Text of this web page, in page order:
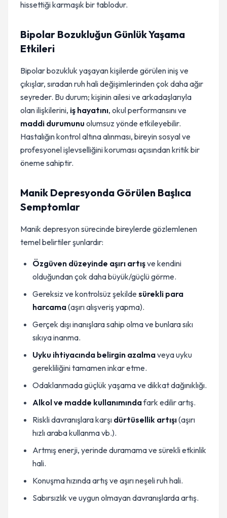
hissettiği karmaşık bir tablodur.
Bipolar Bozukluğun Günlük Yaşama
Etkileri
Bipolar bozukluk yaşayan kişilerde görülen iniş ve
çıkışlar, sıradan ruh hali değişimlerinden çok daha ağır
seyreder. Bu durum; kişinin ailesi ve arkadaşlarıyla
olan ilişkilerini, iş hayatını, okul performansını ve
maddi durumunu olumsuz yönde etkileyebilir.
Hastalığın kontrol altına alınması, bireyin sosyal ve
profesyonel işlevselliğini koruması açısından kritik bir
öneme sahiptir.
Manik Depresyonda Görülen Başlıca
Semptomlar
Manik depresyon sürecinde bireylerde gözlemlenen
temel belirtiler şunlardır:
Özgüven düzeyinde aşırı artışve kendini
olduğundan çok daha büyük/güçlü görme.
Gereksiz ve kontrolsüz şekilde sürekli para
harcama(aşırı alışveriş yapma).
Gerçek dışı inanışlara sahip olma ve bunlara sıkı
sıkıya inanma.
Uyku ihtiyacında belirgin azalmaveya uyku
gerekliliğini tamamen inkar etme.
Odaklanmada güçlük yaşama ve dikkat dağınıklığı.
Alkol ve madde kullanımındafark edilir artış.
Riskli davranışlara karşı dürtüsellik artışı(aşırı
hızlı araba kullanma vb.).
Artmış enerji, yerinde duramama ve sürekli etkinlik
hali.
Konuşma hızında artış ve aşırı neşeli ruh hali.
Sabırsızlık ve uygun olmayan davranışlarda artış.